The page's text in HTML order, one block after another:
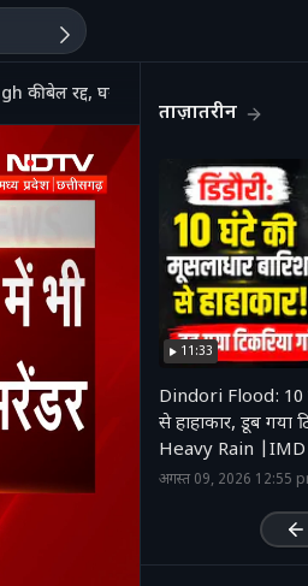
बेल रद्द, घर पहुंची CBI Team
ताज़ातरीन
11:33
Dindori Flood: 10
से हाहाकार, डूब गया
Heavy Rain
अगस्त 09, 2026 12:55